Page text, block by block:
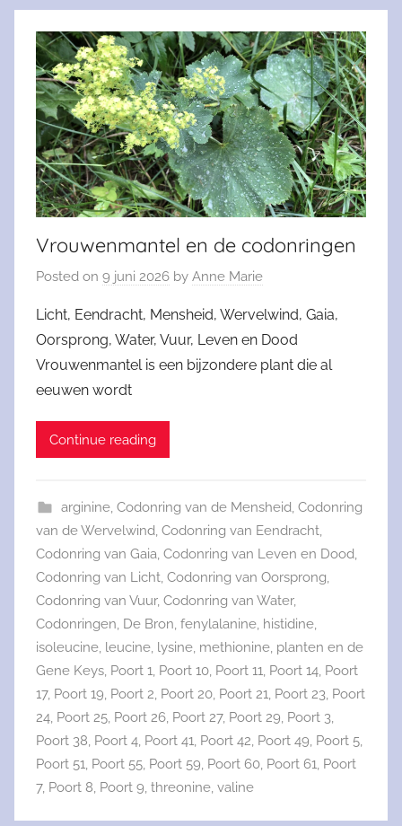
Vrouwenmantel en de codonringen
Posted on 9 juni 2026 by Anne Marie
Licht, Eendracht, Mensheid, Wervelwind, Gaia,
Oorsprong, Water, Vuur, Leven en Dood
Vrouwenmantel is een bijzondere plant die al
eeuwen wordt
Continue reading
arginine, Codonring van de Mensheid, Codonring
van de Wervelwind, Codonring van Eendracht,
Codonring van Gaia, Codonring van Leven en Dood,
Codonring van Licht, Codonring van Oorsprong,
Codonring van Vuur, Codonring van Water,
Codonringen, De Bron, fenylalanine, histidine,
isoleucine, leucine, lysine, methionine, planten en de
Gene Keys, Poort 1, Poort 10, Poort 11, Poort 14, Poort
17, Poort 19, Poort 2, Poort 20, Poort 21, Poort 23, Poort
24, Poort 25, Poort 26, Poort 27, Poort 29, Poort 3,
Poort 38, Poort 4, Poort 41, Poort 42, Poort 49, Poort 5,
Poort 51, Poort 55, Poort 59, Poort 60, Poort 61, Poort
7, Poort 8, Poort 9, threonine, valine